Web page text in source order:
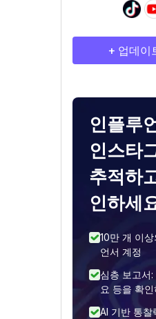
+ 업데이
인플루
인스타
추적하
인하세
10만 개 이
언서 계정
심층 보고서
요 등을 확인
AI 기반 통찰